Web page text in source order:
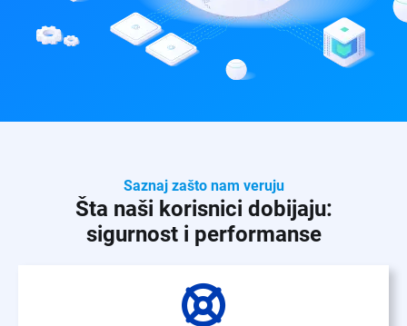
Saznaj zašto nam veruju
Šta naši korisnici dobijaju:
sigurnost i performanse